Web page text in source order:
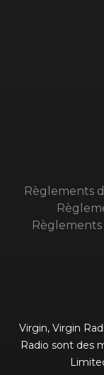
Règlements
Virgin, Virgin
Radio sont des